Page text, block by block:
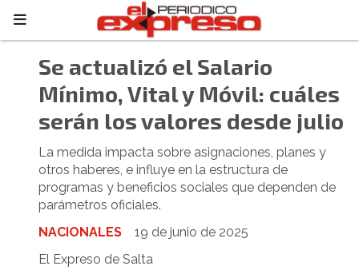
Se actualizó el Salario
Mínimo, Vital y Móvil: cuáles
serán los valores desde julio
La medida impacta sobre asignaciones, planes y
otros haberes, e influye en la estructura de
programas y beneficios sociales que dependen de
parámetros oficiales.
NACIONALES
19 de junio de 2025
El Expreso de Salta